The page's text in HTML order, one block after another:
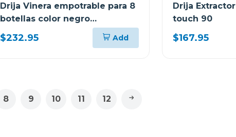
Drija Vinera empotrable para 8
botellas color negro
tempranillo
$232.95 Add
Drija
touch 90
$167.95
8 9 10 11 12